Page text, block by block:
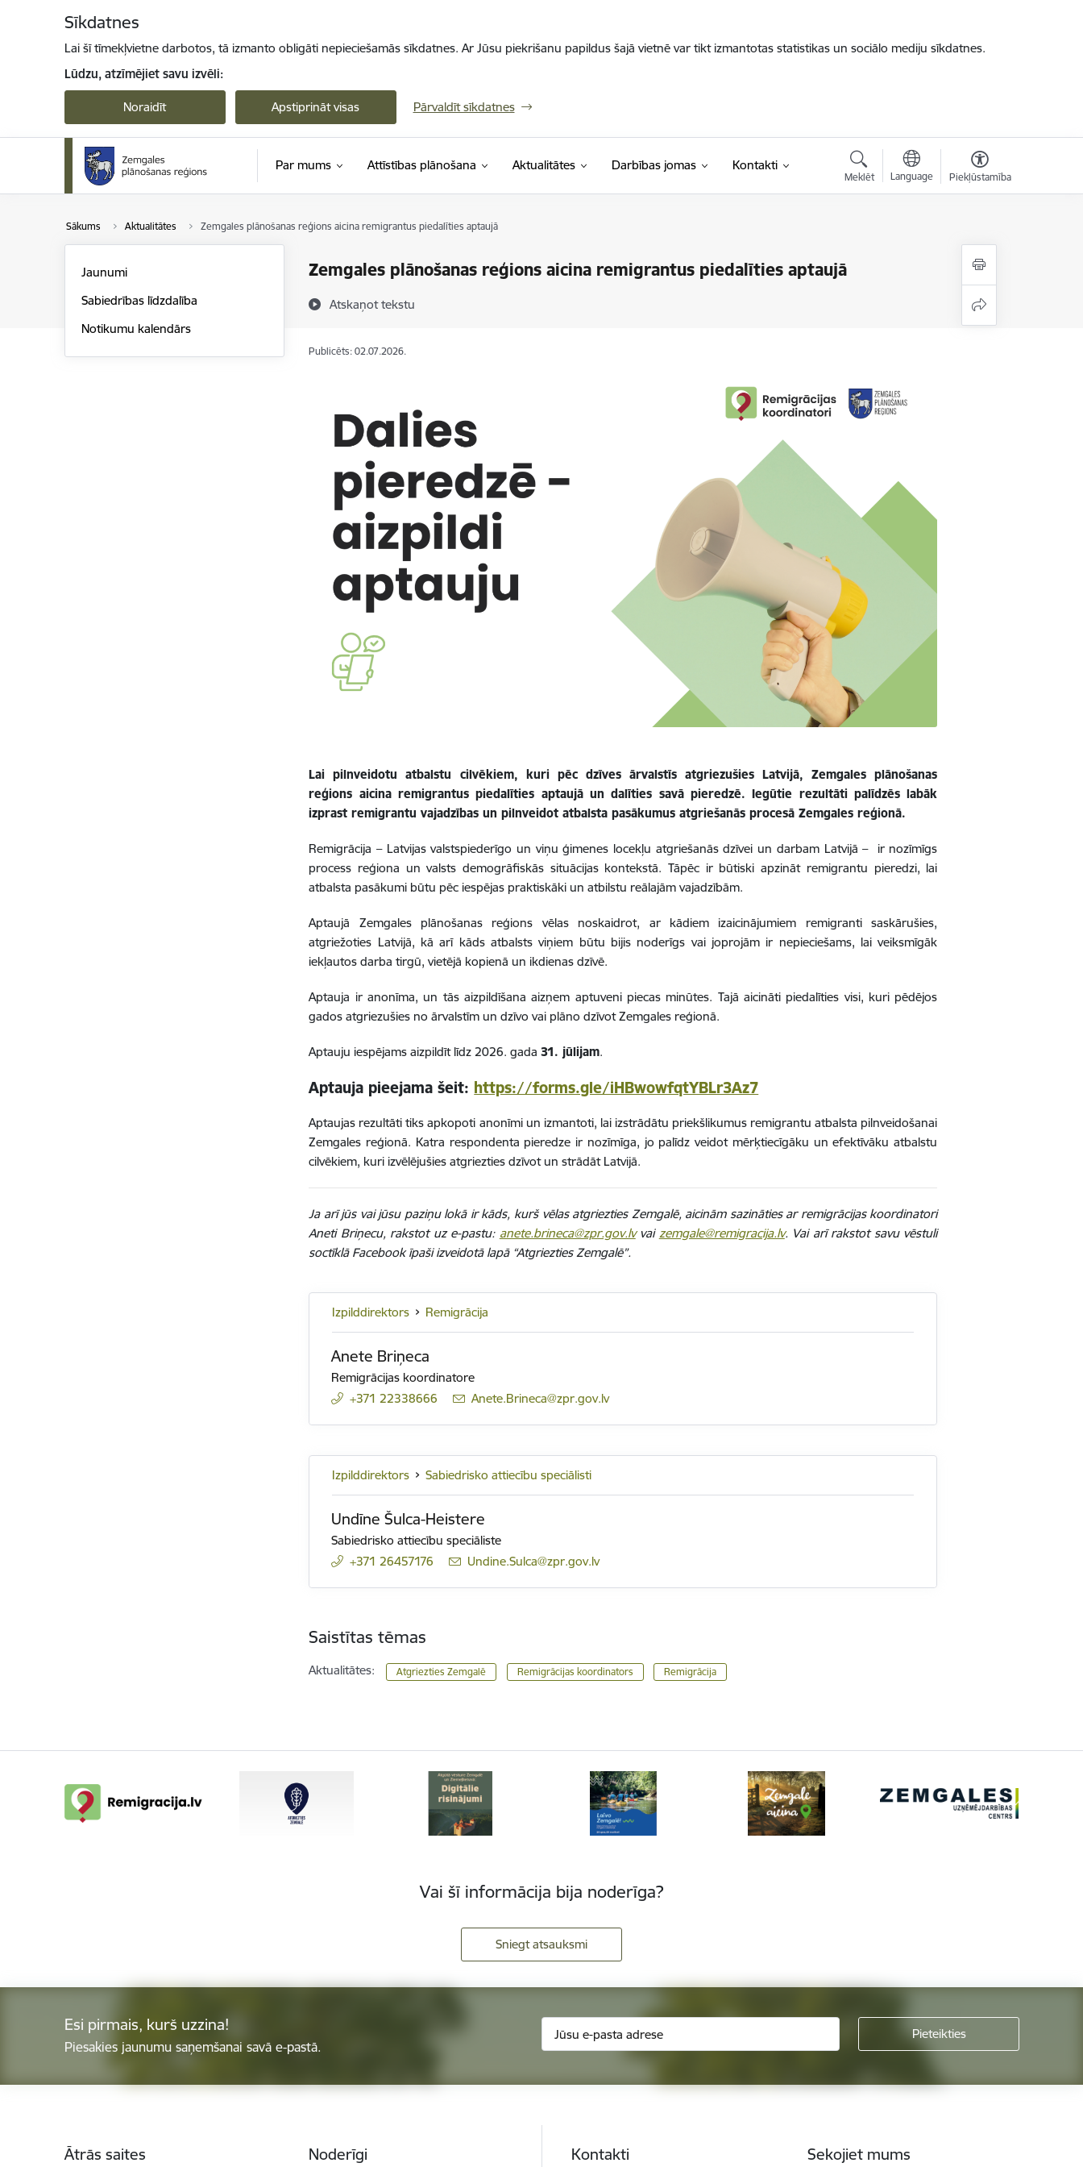
Sīkdatnes
Lai šī tīmekļvietne darbotos, tā izmanto obligāti nepieciešamās sīkdatnes. Ar Jūsu piekrišanu papildus šajā vietnē var tikt izmantotas statistikas un sociālo mediju sīkdatnes.
Lūdzu, atzīmējiet savu izvēli:
Noraidīt Apstiprināt visas Pārvaldīt sīkdatnes
Par mums Attīstības plānošana Aktualitātes Darbības jomas Kontakti
Meklēt Language Piekļūstamība
Sākums Aktualitātes Zemgales plānošanas reģions aicina remigrantus piedalīties aptaujā
Zemgales plānošanas reģions aicina remigrantus piedalīties aptaujā
Atskaņot tekstu
Jaunumi
Sabiedrības līdzdalība
Notikumu kalendārs
Publicēts: 02.07.2026.
Lai pilnveidotu atbalstu cilvēkiem, kuri pēc dzīves ārvalstīs atgriezušies Latvijā, Zemgales plānošanas
reģions aicina remigrantus piedalīties aptaujā un dalīties savā pieredzē. Iegūtie rezultāti palīdzēs labāk
izprast remigrantu vajadzības un pilnveidot atbalsta pasākumus atgriešanās procesā Zemgales reģionā.
Remigrācija – Latvijas valstspiederīgo un viņu ģimenes locekļu atgriešanās dzīvei un darbam Latvijā –
ir nozīmīgs
process reģiona un valsts demogrāfiskās situācijas kontekstā. Tāpēc ir būtiski apzināt remigrantu pieredzi, lai
atbalsta pasākumi būtu pēc iespējas praktiskāki un atbilstu reālajām vajadzībām.
Aptaujā Zemgales plānošanas reģions vēlas noskaidrot, ar kādiem izaicinājumiem remigranti saskārušies,
atgriežoties Latvijā, kā arī kāds atbalsts viņiem būtu bijis noderīgs vai joprojām ir nepieciešams, lai veiksmīgāk
iekļautos darba tirgū, vietējā kopienā un ikdienas dzīvē.
Aptauja ir anonīma, un tās aizpildīšana aizņem aptuveni piecas minūtes. Tajā aicināti piedalīties visi, kuri pēdējos
gados atgriezušies no ārvalstīm un dzīvo vai plāno dzīvot Zemgales reģionā.
Aptauju iespējams aizpildīt līdz 2026. gada31. jūlijam.
Aptauja pieejama šeit: https://forms.gle/iHBwowfqtYBLr3Az7
Aptaujas rezultāti tiks apkopoti anonīmi un izmantoti, lai izstrādātu priekšlikumus remigrantu atbalsta pilnveidošanai
Zemgales reģionā. Katra respondenta pieredze ir nozīmīga, jo palīdz veidot mērķtiecīgāku un efektīvāku atbalstu
cilvēkiem, kuri izvēlējušies atgriezties dzīvot un strādāt Latvijā.
Ja arī jūs vai jūsu paziņu lokā ir kāds, kurš vēlas atgriezties Zemgalē, aicinām sazināties ar remigrācijas koordinatori
Aneti Briņecu, rakstot uz e-pastu: anete.brineca@zpr.gov.lvvai zemgale@remigracija.lv. Vai arī rakstot savu vēstuli
soctīklā Facebook īpaši izveidotā lapā “Atgriezties Zemgalē”.
Izpilddirektors Remigrācija
Anete Briņeca
Remigrācijas koordinatore
+371 22338666
E-pasts:
Anete.Brineca@zpr.gov.lv
Izpilddirektors Sabiedrisko attiecību speciālisti
Undīne Šulca-Heistere
Sabiedrisko attiecību speciāliste
+371 26457176
E-pasts:
Undine.Sulca@zpr.gov.lv
Saistītas tēmas
Aktualitātes: Atgriezties Zemgalē Remigrācijas koordinators Remigrācija
Vai šī informācija bija noderīga?
Sniegt atsauksmi
Esi pirmais, kurš uzzina!
Piesakies jaunumu saņemšanai savā e-pastā.
Ātrās saites Noderīgi Kontakti Sekojiet mums